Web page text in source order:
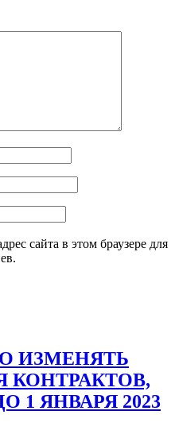
сайта в этом браузере для
ИЗМЕНЯТЬ
ЯНВАРЯ 2023